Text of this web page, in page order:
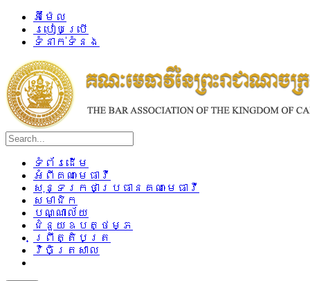
អ៊ីម៉ែល
របៀបប្រើ
ទំនាក់ទំនង
ទំព័រដើម
អំពីគណៈមេធាវី
សុន្ទរកថាប្រធានគណៈមេធាវី
សមាជិក
បណ្ណាល័យ
ជំនួយឧបត្ថម្ភ
ព្រឹត្តិបត្រ
វិចិត្រសាល